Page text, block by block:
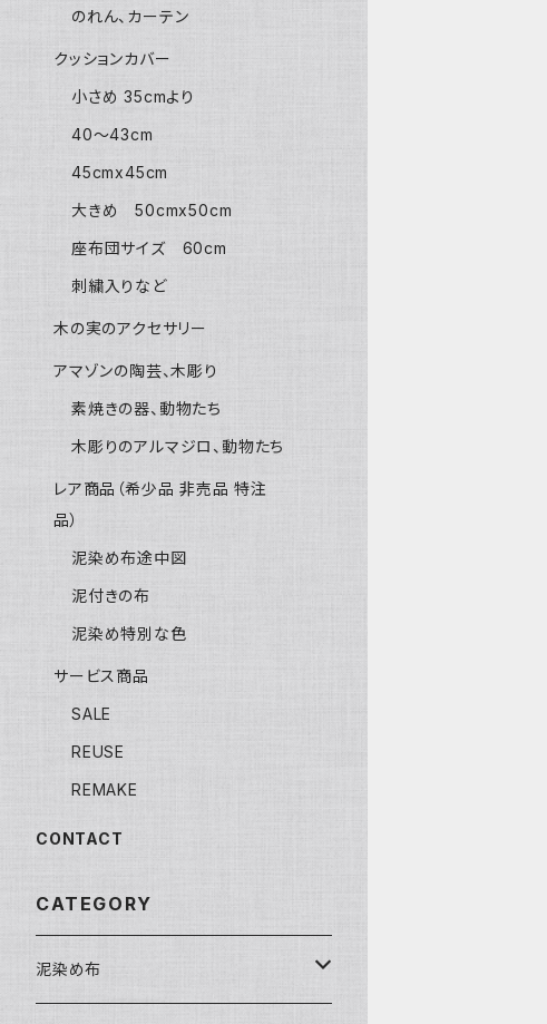
のれん、カーテン
クッションカバー
小さめ 35cmより
40〜43cm
45cmx45cm
大きめ 50cmx50cm
座布団サイズ 60cm
刺繍入りなど
木の実のアクセサリー
アマゾンの陶芸、木彫り
素焼きの器、動物たち
木彫りのアルマジロ、動物たち
レア商品（希少品 非売品 特注
品）
泥染め布途中図
泥付きの布
泥染め特別な色
サービス商品
SALE
REUSE
REMAKE
CONTACT
CATEGORY
泥染め布